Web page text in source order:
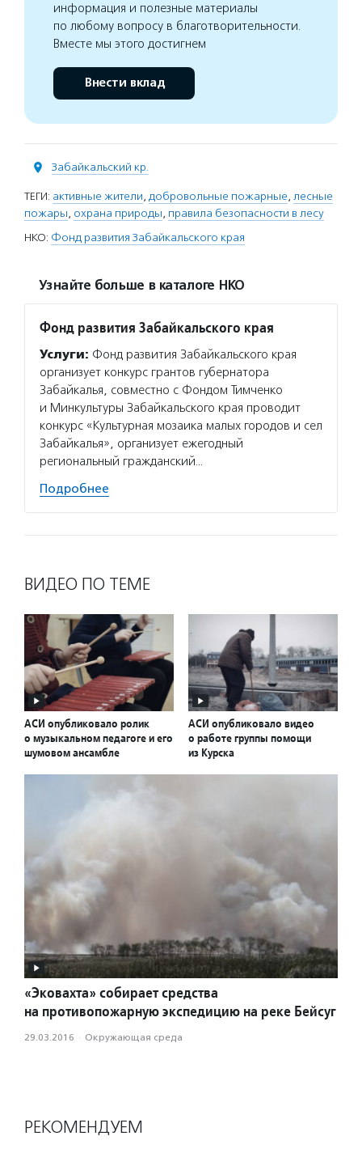
информация и полезные материалы
по любому вопросу в благотворительности.
Вместе мы этого достигнем
Внести вклад
Забайкальский кр.
ТЕГИ: активные жители, добровольные пожарные, лесные
пожары, охрана природы, правила безопасности в лесу
НКО: Фонд развития Забайкальского края
Узнайте больше в каталоге НКО
Фонд развития Забайкальского края
Услуги: Фонд развития Забайкальского края
организует конкурс грантов губернатора
Забайкалья, совместно с Фондом Тимченко
и Минкультуры Забайкальского края проводит
конкурс «Культурная мозаика малых городов и сел
Забайкалья», организует ежегодный
региональный гражданский…
Подробнее
ВИДЕО ПО ТЕМЕ
АСИ опубликовало ролик
о музыкальном педагоге и его
шумовом ансамбле
АСИ опубликовало видео
о работе группы помощи
из Курска
«Эковахта» собирает средства
на противопожарную экспедицию на реке Бейсуг
29.03.2016 · Окружающая среда
РЕКОМЕНДУЕМ